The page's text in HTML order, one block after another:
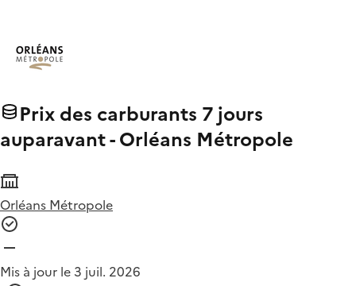
Prix des carburants 7 jours
auparavant - Orléans Métropole
Orléans Métropole
Mis à jour le 3 juil. 2026